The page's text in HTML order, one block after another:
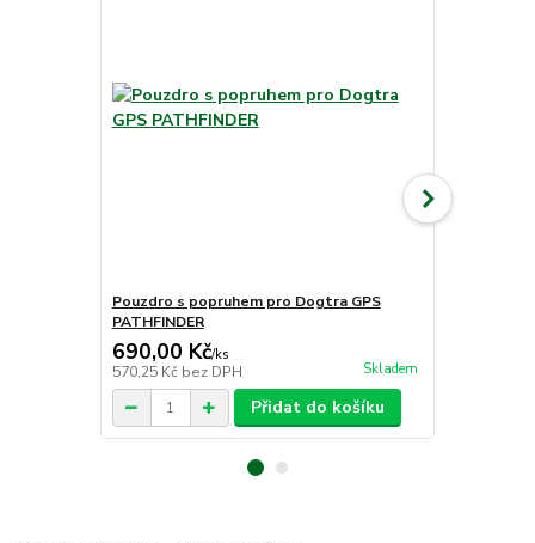
Pouzdro s popruhem pro Dogtra GPS
PATHFINDER
690,00 Kč/ks
570,25 Kč bez DPH Skladem
Přidat do košíku